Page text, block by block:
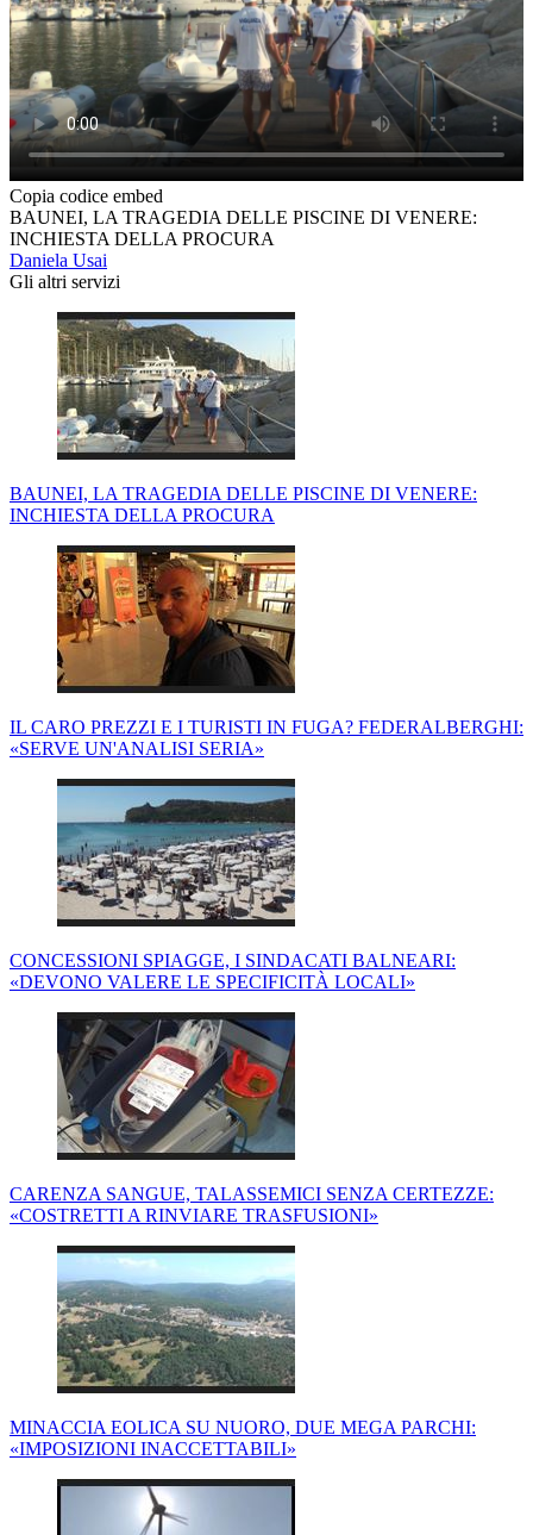
Copia codice embed
BAUNEI, LA TRAGEDIA DELLE PISCINE DI VENERE:
INCHIESTA DELLA PROCURA
Daniela Usai
Gli altri servizi
BAUNEI, LA TRAGEDIA DELLE PISCINE DI VENERE:
INCHIESTA DELLA PROCURA
IL CARO PREZZI E I TURISTI IN FUGA? FEDERALBERGHI:
«SERVE UN'ANALISI SERIA»
CONCESSIONI SPIAGGE, I SINDACATI BALNEARI:
«DEVONO VALERE LE SPECIFICITÀ LOCALI»
CARENZA SANGUE, TALASSEMICI SENZA CERTEZZE:
«COSTRETTI A RINVIARE TRASFUSIONI»
MINACCIA EOLICA SU NUORO, DUE MEGA PARCHI:
«IMPOSIZIONI INACCETTABILI»